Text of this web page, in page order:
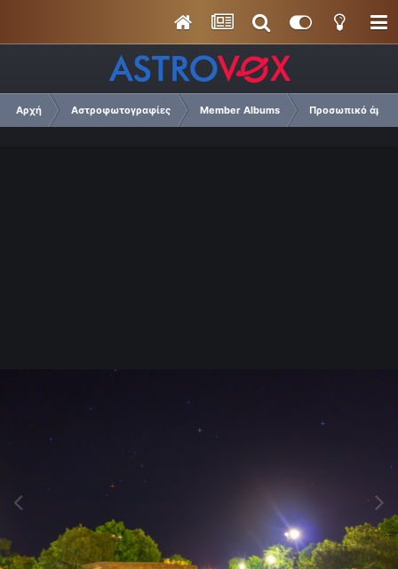
Αρχή Αστροφωτογραφίες Member Albums Προσωπικό